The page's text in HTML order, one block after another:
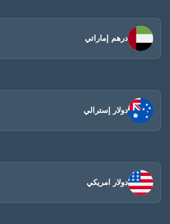
درهم إماراتي
دولار إسترالي
دولار امريكي